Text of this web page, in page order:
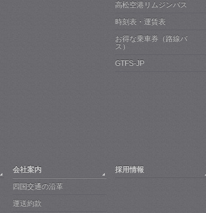
高松空港リムジンバス
時刻表・運賃表
お得な乗車券（路線バ
ス）
GTFS-JP
会社案内
四国交通の沿革
運送約款
採用情報